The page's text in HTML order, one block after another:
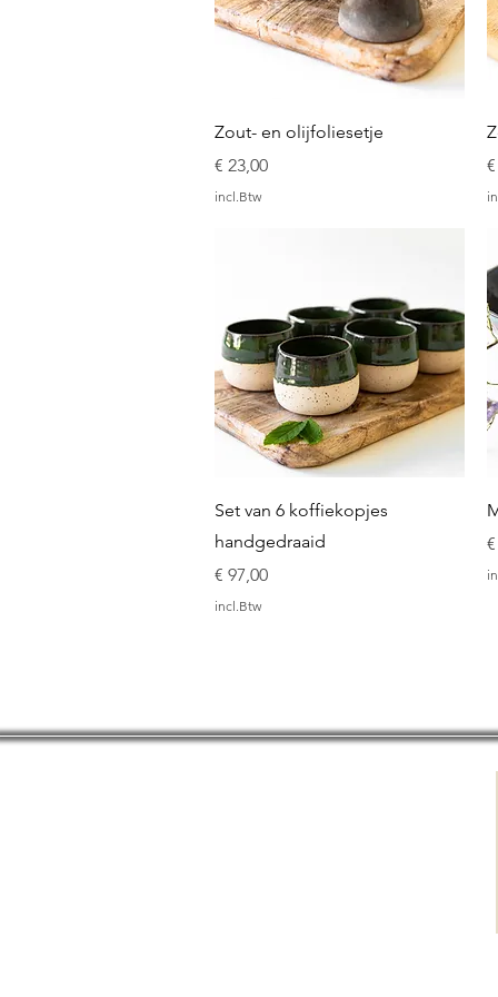
Snel overzicht
Zout- en olijfoliesetje
Prijs
€ 23,00
incl.Btw
Snel overzicht
Set van 6 koffiekopjes
handgedraaid
Prijs
€ 97,00
incl.Btw